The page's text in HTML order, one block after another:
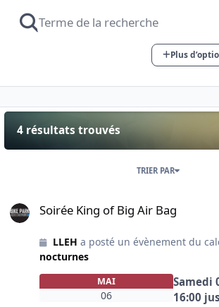
Plus
4 résultats trouvés
TRIER PAR
Soirée King of Big Air Bag
LLEH a posté un évènement du
nocturnes
MAI
06
Samedi
16:00